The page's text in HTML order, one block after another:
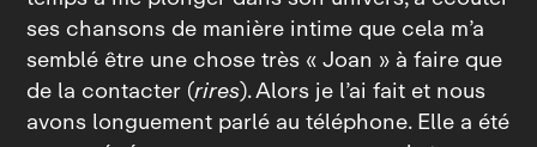
ses chansons de manière intime que cela m’a
semblé être une chose très « Joan » à faire que
de la contacter (rires). Alors je l’ai fait et nous
avons longuement parlé au téléphone. Elle a été